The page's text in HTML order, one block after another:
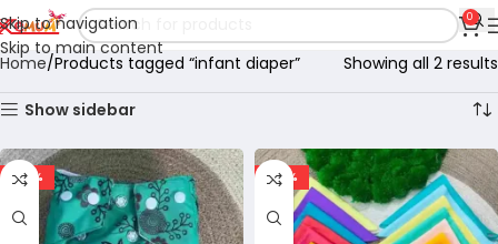
Skip to navigation
Skip to main content
0
Home Products tagged “infant diaper” Showing all 2 results
Show sidebar
-56% -68%